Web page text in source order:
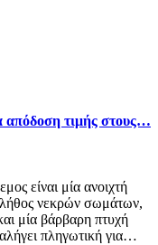
απόδοση τιμής στους…
είναι μία ανοιχτή
νεκρών σωμάτων,
μία βάρβαρη πτυχή
πληγωτική για…